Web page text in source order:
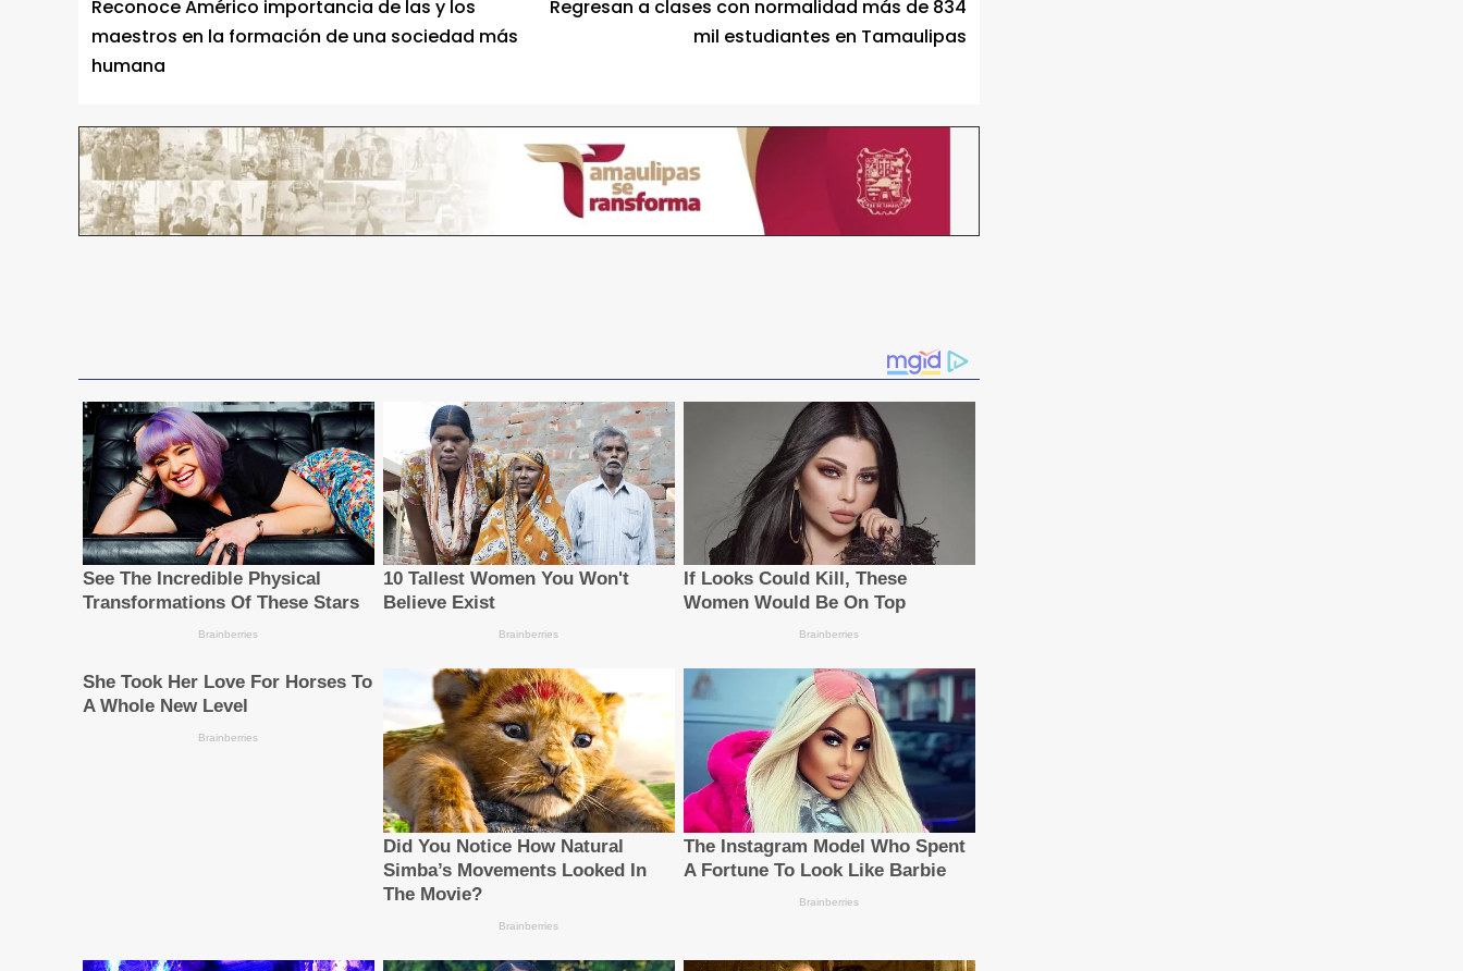
Reconoce Américo importancia de las y los
maestros en la formación de una sociedad más
humana
Regresan a clases con normalidad más de 834
mil estudiantes en Tamaulipas